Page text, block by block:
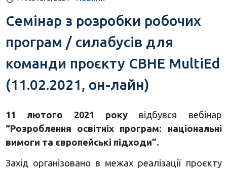
Семінар з розробки робочих
програм / силабусів для
команди проєкту CBHE MultiEd
(11.02.2021, он-лайн)
11 лютого 2021 року відбувся вебінар
“Розроблення освітніх програм: національні
вимоги та європейські підходи”.
Захід організовано в межах реалізації проєкту